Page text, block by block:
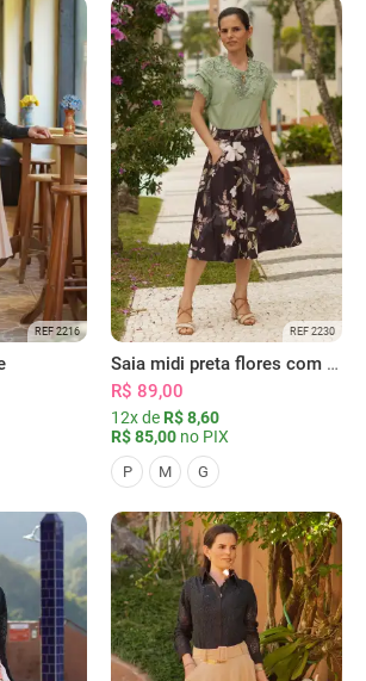
REF 2216 REF 2230
Saia midi preta flores com bolsos
R$ 89,00
12x de R$ 8,60
R$ 85,00 no PIX
P M G